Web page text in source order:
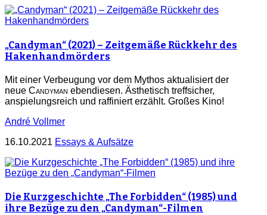
„Candyman“ (2021) – Zeitgemäße Rückkehr des
Hakenhandmörders
Mit einer Verbeugung vor dem Mythos aktualisiert der
neue Candyman ebendiesen. Ästhetisch treffsicher,
anspielungsreich und raffiniert erzählt. Großes Kino!
André Vollmer
16.10.2021 Essays & Aufsätze
Die Kurzgeschichte „The Forbidden“ (1985) und
ihre Bezüge zu den „Candyman“-Filmen